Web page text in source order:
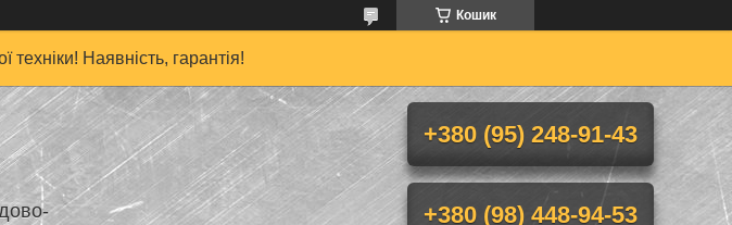
Кошик
техніки! Наявність, гарантія!
+380 (95) 248-91-43
+380 (98) 448-94-53